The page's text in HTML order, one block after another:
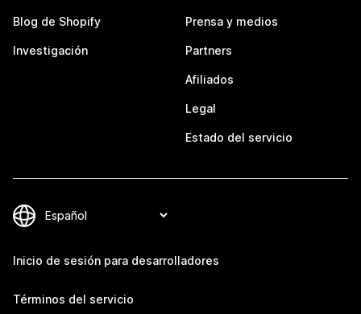
Blog de Shopify
Investigación
Prensa y medios
Partners
Afiliados
Legal
Estado del servicio
Inicio de sesión para desarrolladores
Términos del servicio